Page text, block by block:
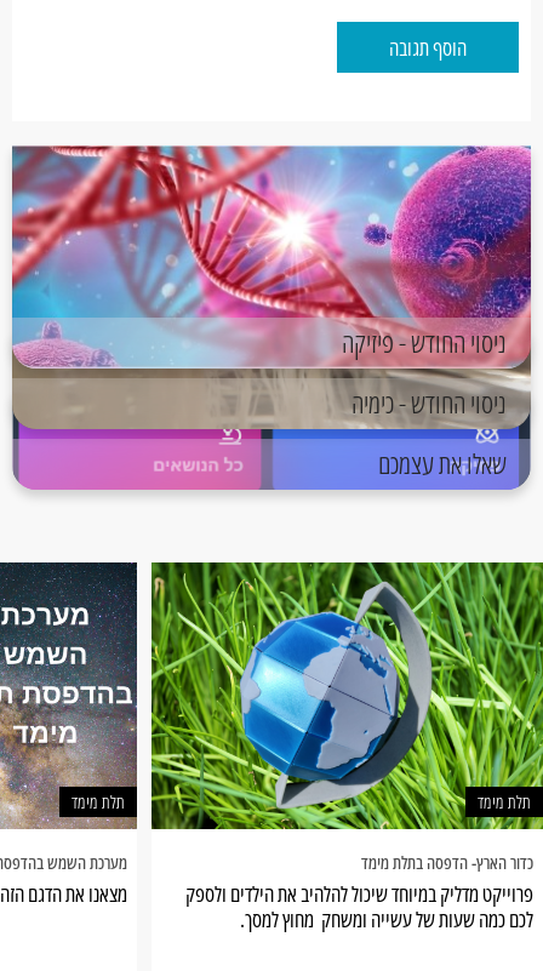
הוסף תגובה
ניסוי החודש - פיזיקה
ניסוי החודש - כימיה
שאלו את עצמכם
תלת מימד
כדור הארץ- הדפסה בתלת מימד
פרוייקט מדליק במיוחד שיכול להלהיב את הילדים ולספק
לכם כמה שעות של עשייה ומשחק מחוץ למסך.
תלת מימד
מערכת השמש
מצאנו את הדגם